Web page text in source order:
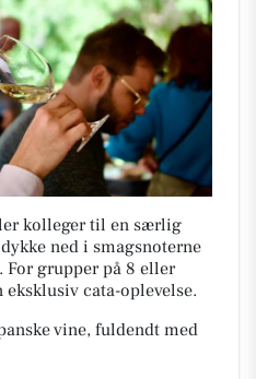
kolleger til en særlig
ned i smagsnoterne
For grupper på 8 eller
cata-oplevelse.
vine, fuldendt med